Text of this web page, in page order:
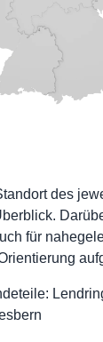
des
für